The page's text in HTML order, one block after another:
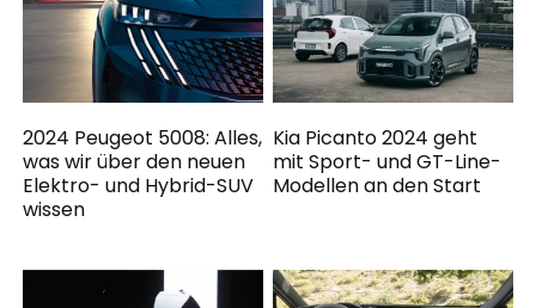
2024 Peugeot 5008: Alles,
was wir über den neuen
Elektro- und Hybrid-SUV
wissen
Kia Picanto 2024 geht
mit Sport- und GT-Line-
Modellen an den Start